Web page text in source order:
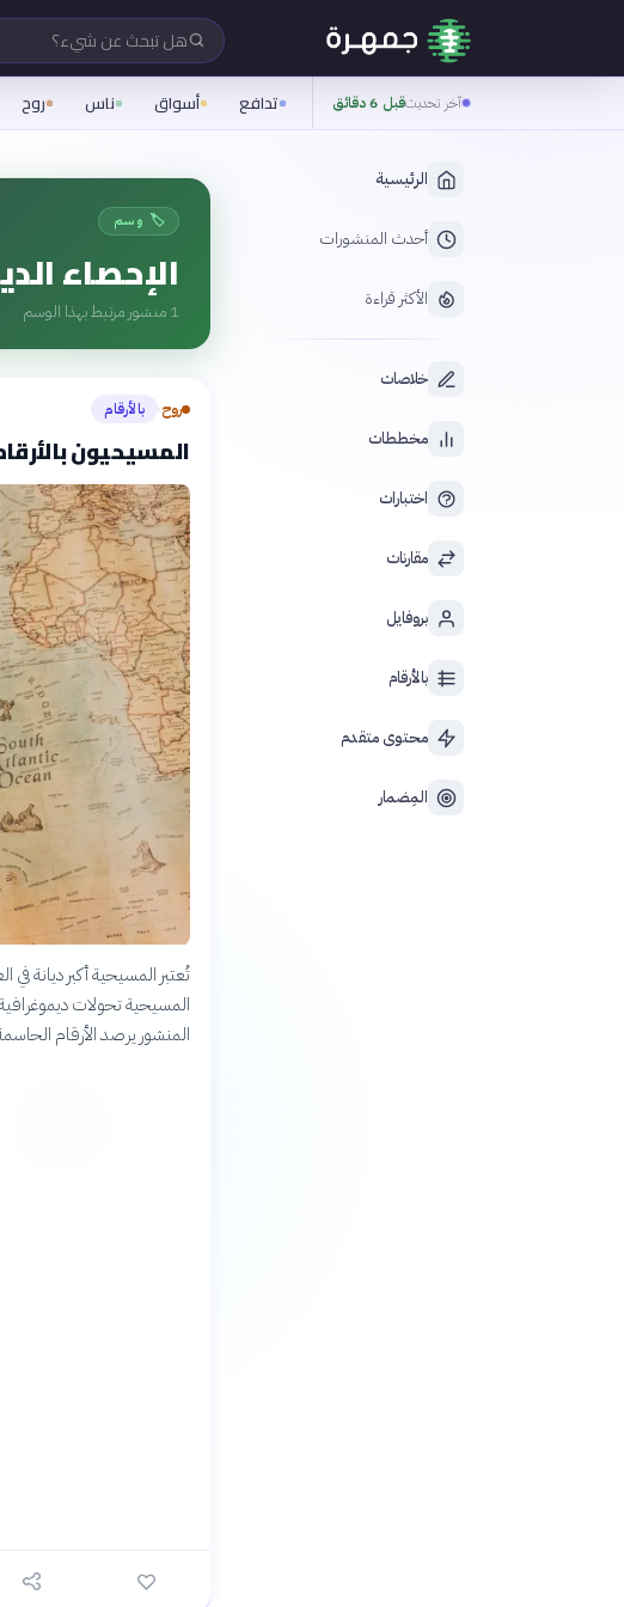
هل تبحث عن شيء؟
آخر تحديثقبل 6 دقائق تدافع أسواق ناس روح
الرئيسية
أحدث المنشورات
الأكثر قراءة
خلاصات
مخططات
اختبارات
مقارنات
بروفايل
بالأرقام
محتوى متقدم
المِضمار
🏷️ وسم
الإحصاء
1 منشور مرتبط بهذا الوسم
روح› بالأرقام
المسيحيون بالأرقام — 2.4 مليار نسمة يشكلون
تُعتبر المسيحية أكبر ديانة
المسيحية تحولات
المنشور يرصد الأرقام